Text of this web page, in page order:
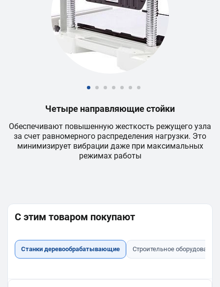
Четыре направляющие стойки
Обеспечивают повышенную жесткость режущего узла
за счет равномерного распределения нагрузки. Это
минимизирует вибрации даже при максимальных
режимах работы
С этим товаром покупают
Станки деревообрабатывающие Строительное оборудование